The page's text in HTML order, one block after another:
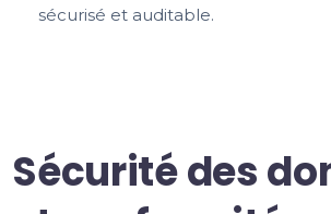
sécurisé et auditable.
Sécurité des